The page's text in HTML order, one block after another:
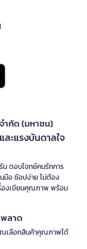
ำกัด (มหาชน)
ะแรงบันดาลใจ
น ตอบโจทย์คนรักการ
มือ ช้อปง่าย ไม่ต้อง
องเขียนคุณภาพ พร้อม
ลาด
ณเลือกสินค้าคุณภาพได้